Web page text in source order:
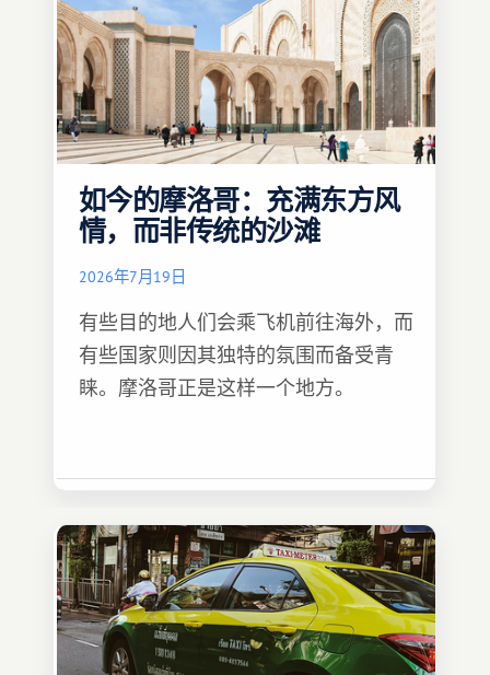
如今的摩洛哥：充满东方风
情，而非传统的沙滩
2026年7月19日
有些目的地人们会乘飞机前往海外，而
有些国家则因其独特的氛围而备受青
睐。摩洛哥正是这样一个地方。